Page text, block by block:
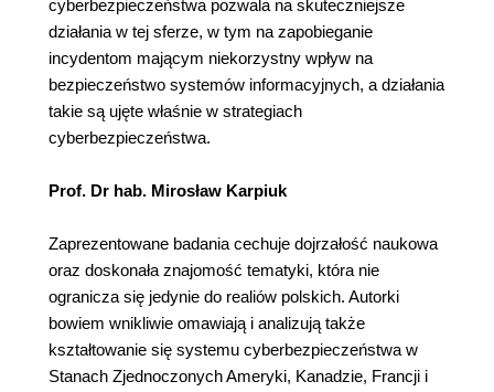
cyberbezpieczeństwa pozwala na skuteczniejsze
działania w tej sferze, w tym na zapobieganie
incydentom mającym niekorzystny wpływ na
bezpieczeństwo systemów informacyjnych, a działania
takie są ujęte właśnie w strategiach
cyberbezpieczeństwa.
Prof. Dr hab. Mirosław Karpiuk
Zaprezentowane badania cechuje dojrzałość naukowa
oraz doskonała znajomość tematyki, która nie
ogranicza się jedynie do realiów polskich. Autorki
bowiem wnikliwie omawiają i analizują także
kształtowanie się systemu cyberbezpieczeństwa w
Stanach Zjednoczonych Ameryki, Kanadzie, Francji i